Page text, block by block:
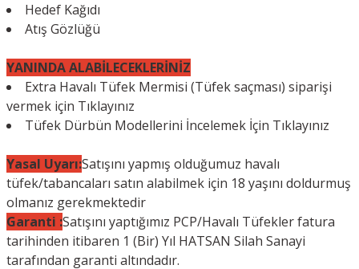
Hedef Kağıdı
Atış Gözlüğü
YANINDA ALABİLECEKLERİNİZ
Extra Havalı Tüfek Mermisi (Tüfek saçması) siparişi
vermek için Tıklayınız
Tüfek Dürbün Modellerini İncelemek İçin Tıklayınız
Yasal Uyarı:Satışını yapmış olduğumuz havalı
tüfek/tabancaları satın alabilmek için 18 yaşını doldurmuş
olmanız gerekmektedir
Garanti :Satışını yaptığımız PCP/Havalı Tüfekler fatura
tarihinden itibaren 1 (Bir) Yıl HATSAN Silah Sanayi
tarafından garanti altındadır.